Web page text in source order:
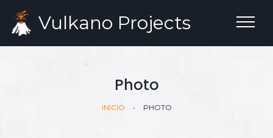
Vulkano Projects
Photo
INICIO • PHOTO